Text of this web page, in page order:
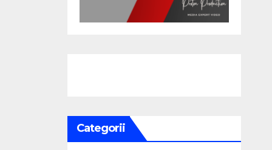
Categorii